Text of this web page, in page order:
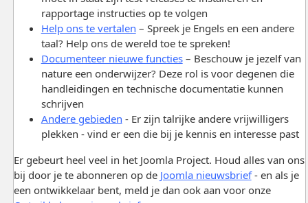
rapportage instructies op te volgen
Help ons te vertalen – Spreek je Engels en een andere
taal? Help ons de wereld toe te spreken!
Documenteer nieuwe functies– Beschouw je jezelf van
nature een onderwijzer? Deze rol is voor degenen die
handleidingen en technische documentatie kunnen
schrijven
Andere gebieden - Er zijn talrijke andere vrijwilligers
plekken - vind er een die bij je kennis en interesse past
Er gebeurt heel veel in het Joomla Project. Houd alles van ons
bij door je te abonneren op de Joomla nieuwsbrief- en als je
een ontwikkelaar bent, meld je dan ook aan voor onze